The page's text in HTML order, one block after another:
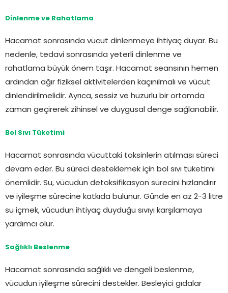
Dinlenme ve Rahatlama
Hacamat sonrasında vücut dinlenmeye ihtiyaç duyar. Bu
nedenle, tedavi sonrasında yeterli dinlenme ve
rahatlama büyük önem taşır. Hacamat seansının hemen
ardından ağır fiziksel aktivitelerden kaçınılmalı ve vücut
dinlendirilmelidir. Ayrıca, sessiz ve huzurlu bir ortamda
zaman geçirerek zihinsel ve duygusal denge sağlanabilir.
Bol Sıvı Tüketimi
Hacamat sonrasında vücuttaki toksinlerin atılması süreci
devam eder. Bu süreci desteklemek için bol sıvı tüketimi
önemlidir. Su, vücudun detoksifikasyon sürecini hızlandırır
ve iyileşme sürecine katkıda bulunur. Günde en az 2-3 litre
su içmek, vücudun ihtiyaç duyduğu sıvıyı karşılamaya
yardımcı olur.
Sağlıklı Beslenme
Hacamat sonrasında sağlıklı ve dengeli beslenme,
vücudun iyileşme sürecini destekler. Besleyici gıdalar